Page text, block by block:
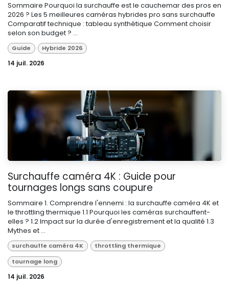
Sommaire Pourquoi la surchauffe est le cauchemar des pros en
2026 ? Les 5 meilleures caméras hybrides pro sans surchauffe
Comparatif technique : tableau synthétique Comment choisir
selon son budget ? ...
Guide Hybride 2026
14 juil. 2026
Surchauffe caméra 4K : Guide pour
tournages longs sans coupure
Sommaire 1. Comprendre l'ennemi : la surchauffe caméra 4K et
le throttling thermique 1.1 Pourquoi les caméras surchauffent-
elles ? 1.2 Impact sur la durée d'enregistrement et la qualité 1.3
Mythes et ...
surchauffe caméra 4K
throttling thermique
tournage long
14 juil. 2026